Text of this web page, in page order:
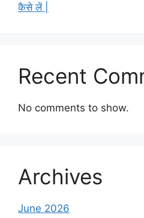
कैसे लें |
Recent
No comments to show.
Archives
June 2026